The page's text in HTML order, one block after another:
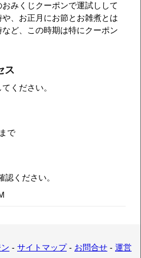
みくじクーポンで運試しして
、お正月にお節とお雑煮とは
ど、この時期は特にクーポン
ス
ください。
で
ください。
- サイトマップ- お問合せ - 運営